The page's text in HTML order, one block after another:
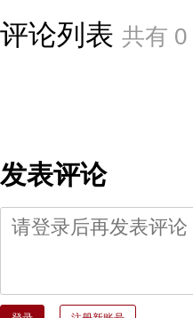
评论列表 共有 0
发表评论